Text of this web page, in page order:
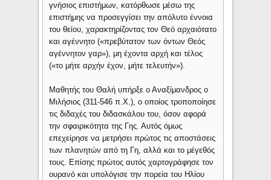
γνήσιος επιστήμων, κατόρθωσε μέσω της
επιστήμης να προσεγγίσει την απόλυτο έννοια
του θείου, χαρακτηρίζοντας τον Θεό αρχαιότατο
και αγέννητο («πρεβύτατον των όντων Θεός
αγέννητον γαρ»), μη έχοντα αρχή και τέλος
(«το μήτε αρχήν έχον, μήτε τελευτήν»).
Μαθητής του Θαλή υπήρξε ο Αναξίμανδρος ο
Μιλήσιος (311-546 π.Χ.), ο οποίος τροποποίησε
τις διδαχές του διδασκάλου του, όσον αφορά
την σφαιρικότητα της Γης. Αυτός όμως
επεχείρησε να μετρήσει πρώτος τις αποστάσεις
των πλανητών από τη Γη, αλλά και το μέγεθός
τους. Επίσης πρώτος αυτός χαρτογράφησε τον
ουρανό και υπολόγισε την πορεία του Ηλίου